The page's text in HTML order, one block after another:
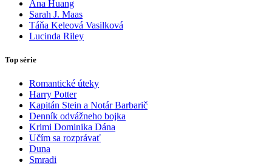
Ana Huang
Sarah J. Maas
Táňa Keleová Vasilková
Lucinda Riley
Top série
Romantické úteky
Harry Potter
Kapitán Stein a Notár Barbarič
Denník odvážneho bojka
Krimi Dominika Dána
Učím sa rozprávať
Duna
Smradi